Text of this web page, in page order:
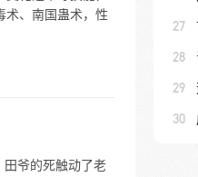
术、南国蛊术，性
爷的死触动了老
27
28
29
30